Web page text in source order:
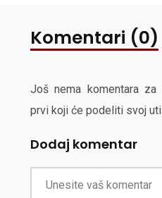
Komentari (0)
Još nema komentara za
prvi koji će podeliti svoj
Dodaj komentar